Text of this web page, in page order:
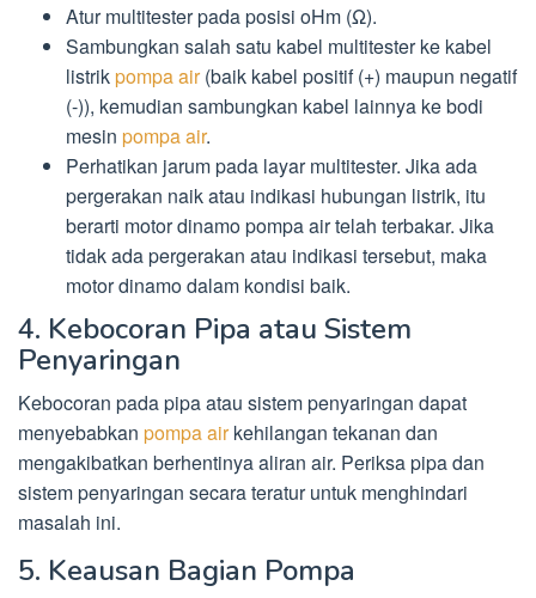
Atur multitester pada posisi oHm (Ω).
Sambungkan salah satu kabel multitester ke kabel
listrikpompa air(baik kabel positif (+) maupun negatif
(-)), kemudian sambungkan kabel lainnya ke bodi
mesin pompa air.
Perhatikan jarum pada layar multitester. Jika ada
pergerakan naik atau indikasi hubungan listrik, itu
berarti motor dinamo pompa air telah terbakar. Jika
tidak ada pergerakan atau indikasi tersebut, maka
motor dinamo dalam kondisi baik.
4. Kebocoran Pipa atau Sistem
Penyaringan
Kebocoran pada pipa atau sistem penyaringan dapat
menyebabkan pompa airkehilangan tekanan dan
mengakibatkan berhentinya aliran air. Periksa pipa dan
sistem penyaringan secara teratur untuk menghindari
masalah ini.
5. Keausan Bagian Pompa